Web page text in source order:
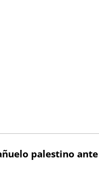
palestino